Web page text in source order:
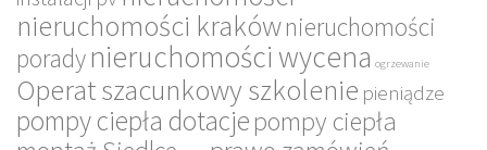
nieruchomości krakównieruchomości
poradynieruchomości wycena ogrzewanie
Operat szacunkowy szkolenie pieniądze
pompy ciepła dotacjepompy ciepła